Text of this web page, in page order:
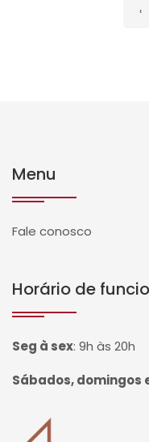
‹
Menu
Fale conosco
Horário de
Seg à sex: 9h às 20h
Sábados, domingos
Página inicial